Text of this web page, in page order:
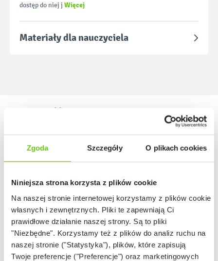
Zgoda Szczegóły O plikach cookies
Niniejsza strona korzysta z plików cookie
Na naszej stronie internetowej korzystamy z plików cookie:
własnych i zewnętrznych. Pliki te zapewniają Ci
prawidłowe działanie naszej strony. Są to pliki
"Niezbędne". Korzystamy też z plików do analiz ruchu na
naszej stronie ("Statystyka"), plików, które zapisują
Twoje preferencje ("Preferencje") oraz marketingowych
dostęp do niej j Więcej
Materiały dla nauczyciela
Nasze marki